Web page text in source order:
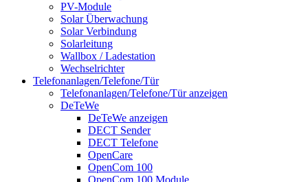
PV-Module
Solar Überwachung
Solar Verbindung
Solarleitung
Wallbox / Ladestation
Wechselrichter
Telefonanlagen/Telefone/Tür
Telefonanlagen/Telefone/Tür anzeigen
DeTeWe
DeTeWe anzeigen
DECT Sender
DECT Telefone
OpenCare
OpenCom 100
OpenCom 100 Module